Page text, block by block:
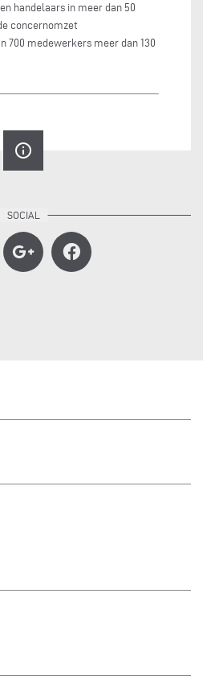
handelaars in meer dan 50
concernomzet
700 medewerkers meer dan 130
info_outline